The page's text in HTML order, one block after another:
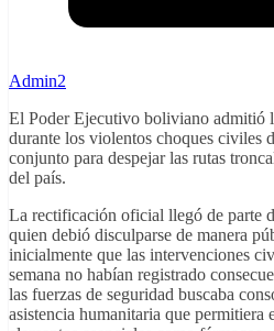
Admin2
El Poder Ejecutivo boliviano admitió
durante los violentos choques civiles
conjunto para despejar las rutas
del país.
La rectificación oficial llegó de parte
quien debió disculparse de manera
inicialmente que las intervenciones
semana no habían registrado
las fuerzas de seguridad buscaba
asistencia humanitaria que permitiera